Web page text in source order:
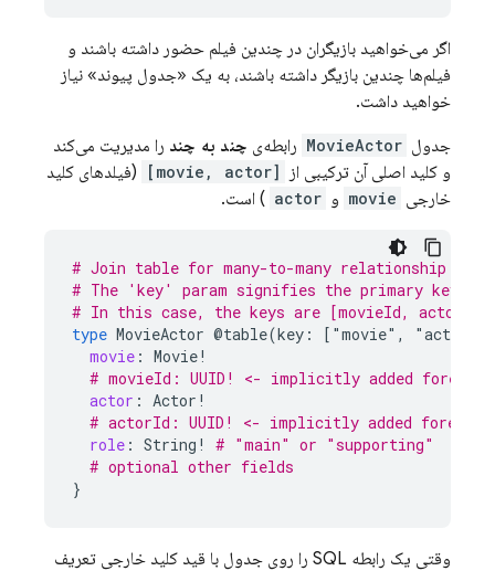
اگر می‌خواهید بازیگران در چندین فیلم حضور داشته باشند و
فیلم‌ها چندین بازیگر داشته باشند، به یک «جدول پیوند» نیاز
خواهید داشت.
جدول MovieActor رابطه‌ی چند به چند را مدیریت می‌کند
و کلید اصلی آن ترکیبی از
[movie, actor]
(فیلدهای کلید
خارجی movie و actor ) است.
# Join table for many-to-many relationship for
# The 'key' param signifies the primary keys
# In this case, the keys are [movieId,
type MovieActor @table(key: ["movie" ,
movie : Movie!
# movieId: UUID! <- implicitly added
actor : Actor !
# actorId: UUID! <- implicitly added foreign
role : String !
# "main" or "supporting"
# optional other fields
}
وقتی یک رابطه SQL را روی جدول با قید کلید خارجی تعریف